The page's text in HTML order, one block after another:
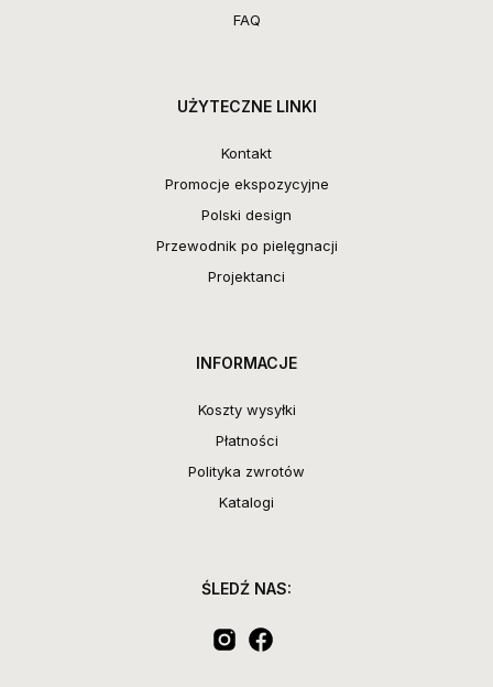
FAQ
UŻYTECZNE LINKI
Kontakt
Promocje ekspozycyjne
Polski design
Przewodnik po pielęgnacji
Projektanci
INFORMACJE
Koszty wysyłki
Płatności
Polityka zwrotów
Katalogi
ŚLEDŹ NAS: